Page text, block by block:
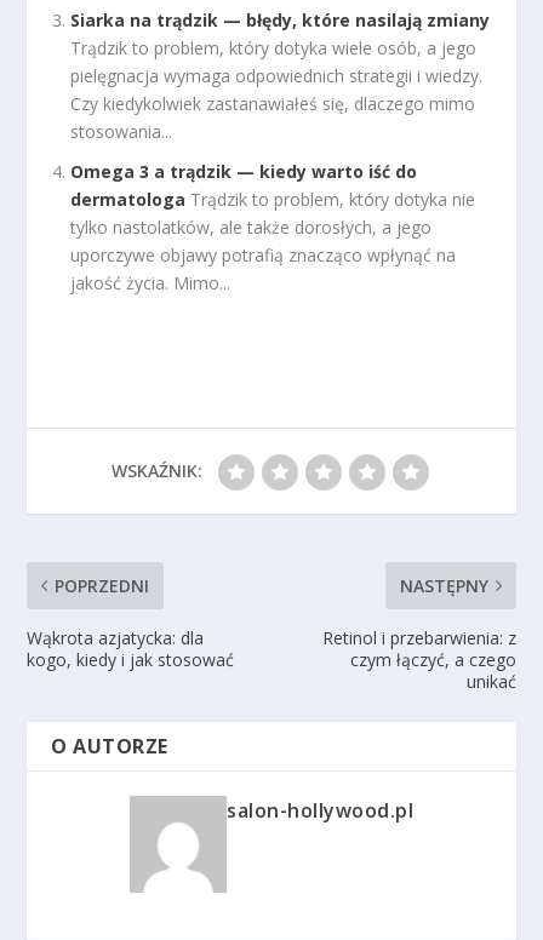
Siarka na trądzik — błędy, które nasilają zmiany
Trądzik to problem, który dotyka wiele osób, a jego
pielęgnacja wymaga odpowiednich strategii i wiedzy.
Czy kiedykolwiek zastanawiałeś się, dlaczego mimo
stosowania...
Omega 3 a trądzik — kiedy warto iść do
dermatologa Trądzik to problem, który dotyka nie
tylko nastolatków, ale także dorosłych, a jego
uporczywe objawy potrafią znacząco wpłynąć na
jakość życia. Mimo...
WSKAŹNIK:
POPRZEDNI
Wąkrota azjatycka: dla
kogo, kiedy i jak stosować
NASTĘPNY
Retinol i przebarwienia: z
czym łączyć, a czego
unikać
O AUTORZE
salon-hollywood.pl